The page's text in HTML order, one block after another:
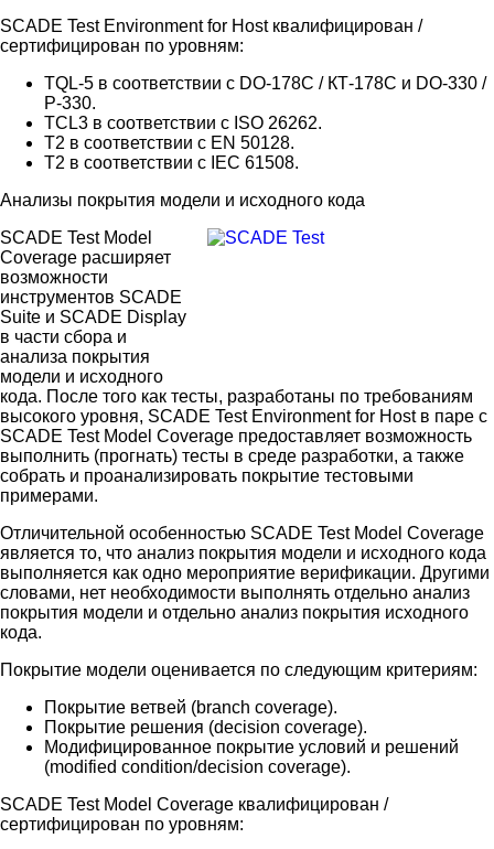
SCADE Test Environment for Host квалифицирован /
сертифицирован по уровням:
TQL-5 в соответствии с DO-178C / КТ-178C и DO-330 /
Р-330.
TCL3 в соответствии с ISO 26262.
T2 в соответствии с EN 50128.
T2 в соответствии с IEC 61508.
Анализы покрытия модели и исходного кода
SCADE Test Model
Coverage расширяет
возможности
инструментов SCADE
Suite и SCADE Display
в части сбора и
анализа покрытия
модели и исходного
кода. После того как тесты, разработаны по требованиям
высокого уровня, SCADE Test Environment for Host в паре с
SCADE Test Model Coverage предоставляет возможность
выполнить (прогнать) тесты в среде разработки, а также
собрать и проанализировать покрытие тестовыми
примерами.
Отличительной особенностью SCADE Test Model Coverage
является то, что анализ покрытия модели и исходного кода
выполняется как одно мероприятие верификации. Другими
словами, нет необходимости выполнять отдельно анализ
покрытия модели и отдельно анализ покрытия исходного
кода.
Покрытие модели оценивается по следующим критериям:
Покрытие ветвей (branch coverage).
Покрытие решения (decision coverage).
Модифицированное покрытие условий и решений
(modified condition/decision coverage).
SCADE Test Model Coverage квалифицирован /
сертифицирован по уровням: